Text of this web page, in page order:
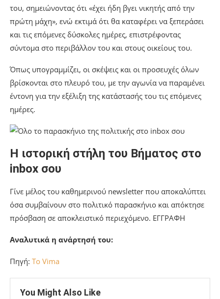
του, σημειώνοντας ότι «έχει ήδη βγει νικητής από την
πρώτη μάχη», ενώ εκτιμά ότι θα καταφέρει να ξεπεράσει
και τις επόμενες δύσκολες ημέρες, επιστρέφοντας
σύντομα στο περιβάλλον του και στους οικείους του.
Όπως υπογραμμίζει, οι σκέψεις και οι προσευχές όλων
βρίσκονται στο πλευρό του, με την αγωνία να παραμένει
έντονη για την εξέλιξη της κατάστασής του τις επόμενες
ημέρες.
Η ιστορική στήλη του Βήματος στο
inbox σου
Γίνε μέλος του καθημερινού newsletter που αποκαλύπτει
όσα συμβαίνουν στο πολιτικό παρασκήνιο και απόκτησε
πρόσβαση σε αποκλειστικό περιεχόμενο. ΕΓΓΡΑΦΗ
Αναλυτικά η ανάρτησή του:
Πηγή: To Vima
You Might Also Like